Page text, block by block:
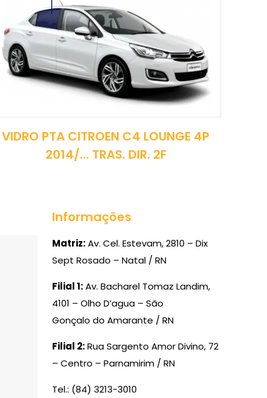
VIDRO PTA CITROEN C4 LOUNGE 4P
2014/… TRAS. DIR. 2F
Informações
Matriz:Av. Cel. Estevam, 2810 – Dix
Sept Rosado – Natal / RN
Filial 1:Av. Bacharel Tomaz Landim,
4101 – Olho D’agua – São
Gonçalo do Amarante / RN
Filial 2:Rua Sargento Amor Divino, 72
– Centro – Parnamirim / RN
Tel.: (84) 3213-3010